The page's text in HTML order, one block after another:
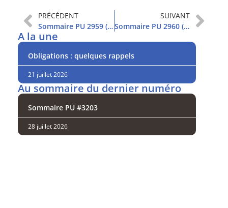
PRÉCÉDENT
Sommaire PU 2959 (7/7/2021)
SUIVANT
Sommaire PU 2960 (13/7/2021)
A la une
Obligations : quelques rappels
21 juillet 2026
Au sommaire du dernier numéro
Sommaire PU #3203
28 juillet 2026